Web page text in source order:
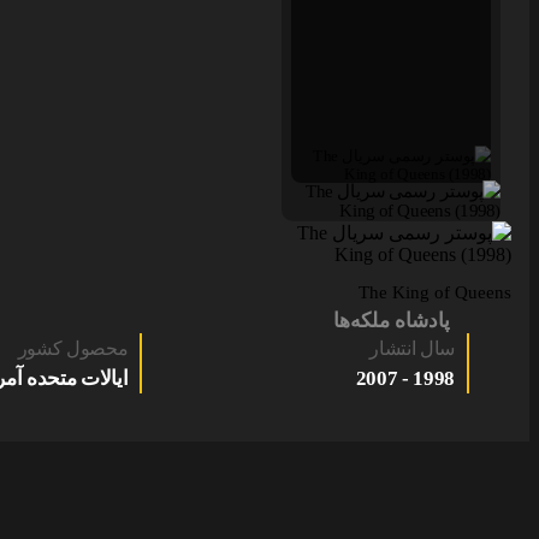
The King of Queens
پادشاه ملکه‌ها
سال انتشار
1998 - 2007
محصول کشور
ایالات متحده